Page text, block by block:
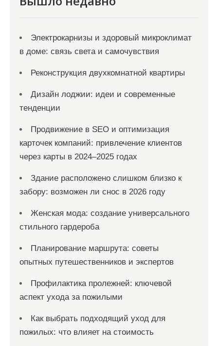
Электрокарнизы и здоровый микроклимат
в доме: связь света и самочувствия
Реконструкция двухкомнатной квартиры
Дизайн лоджии: идеи и современные
тенденции
Продвижение в SEO и оптимизация
карточек компаний: привлечение клиентов
через карты в 2024–2025 годах
Здание расположено слишком близко к
забору: возможен ли снос в 2026 году
Женская мода: создание универсального
стильного гардероба
Планирование маршрута: советы
опытных путешественников и экспертов
Профилактика пролежней: ключевой
аспект ухода за пожилыми
Как выбрать подходящий уход для
пожилых: что влияет на стоимость